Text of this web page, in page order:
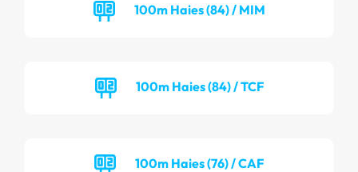
100m Haies (84) / MIM
100m Haies (84) / TCF
100m Haies (76) / CAF